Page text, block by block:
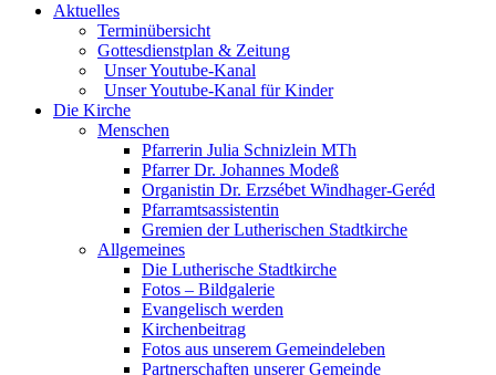
Aktuelles
Terminübersicht
Gottesdienstplan & Zeitung
Unser Youtube-Kanal
Unser Youtube-Kanal für Kinder
Die Kirche
Menschen
Pfarrerin Julia Schnizlein MTh
Pfarrer Dr. Johannes Modeß
Organistin Dr. Erzsébet Windhager-Geréd
Pfarramtsassistentin
Gremien der Lutherischen Stadtkirche
Allgemeines
Die Lutherische Stadtkirche
Fotos – Bildgalerie
Evangelisch werden
Kirchenbeitrag
Fotos aus unserem Gemeindeleben
Partnerschaften unserer Gemeinde